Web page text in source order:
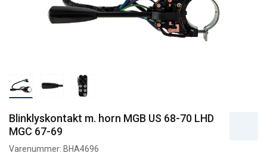
Blinklyskontakt m. horn MGB US 68-70 LHD
MGC 67-69
Varenummer: BHA4696